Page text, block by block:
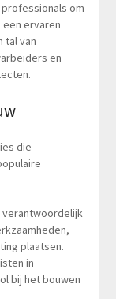
om
een ervaren
tal van
en
die
verantwoordelijk
plaatsen.
in
bij het bouwen